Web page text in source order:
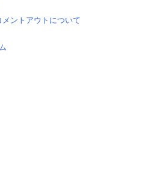
ントアウトについて